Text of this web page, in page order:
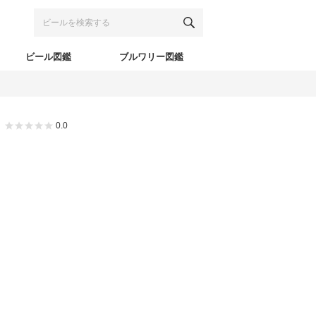
ビール図鑑 ブルワリー図鑑
0.0